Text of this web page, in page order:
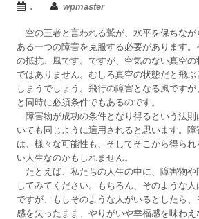
. wpmaster
空の王者と言われる鷲が、水平を保ちなが
ある一つの障害を克服する必要があります
の抵抗、風です。ですが、空気のない真空
ではありません。むしろ真空の状態だと飛
しまうでしょう。飛行の障害となる風です
と同時に必須条件でもあるのです。
障害物が成功の条件となり得るという法則
いても同じように適用されると思います。
は、様々な可能性も、そしてそこから得ら
い人生なのかもしれません。
たとえば、私たちの人生の中に、障害物や
してみてください。もちろん、そのような人
ですが、もしそのような人がいるとしたら
感を失ったまま、やりがいや幸福感を味わ